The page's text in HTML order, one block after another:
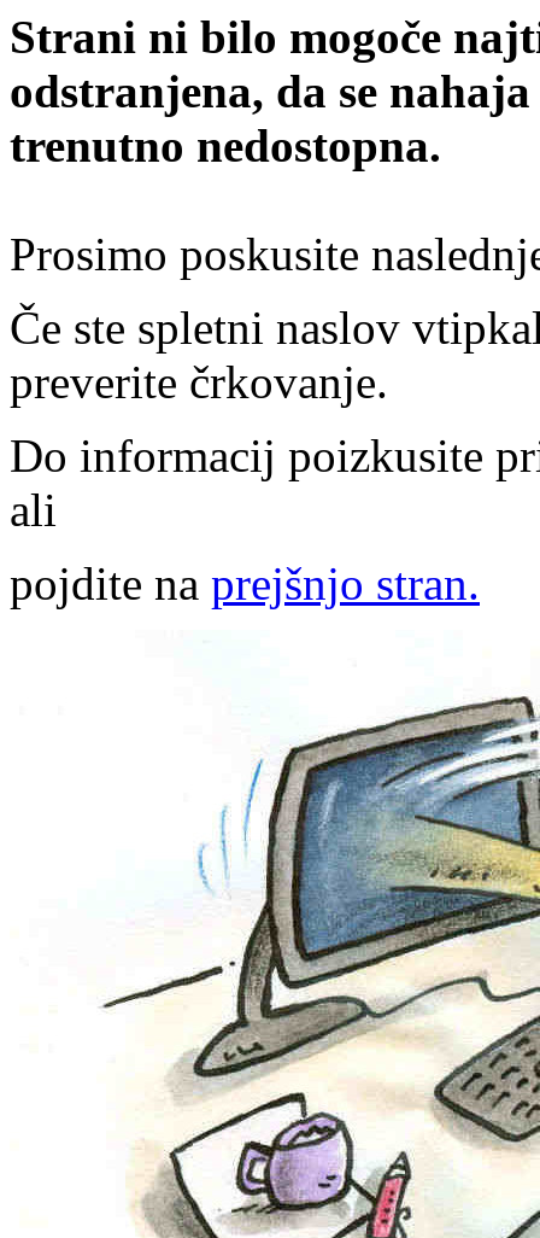
Strani ni bilo mogoče
odstranjena, da se
trenutno nedostopna.
Prosimo poskusite
Če ste spletni naslov
preverite črkovanje.
Do informacij poizkusite
ali
pojdite na prejšnjo stran.